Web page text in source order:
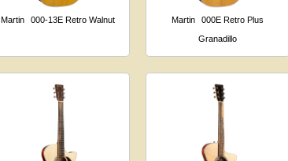
Martin 000-13E Retro Walnut Martin
000E Retro Plus
Granadillo